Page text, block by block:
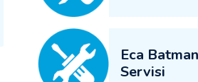
Eca
Servisi